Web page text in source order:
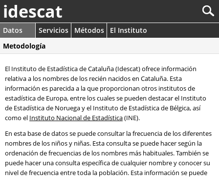
idescat
Datos Servicios Métodos
El Instituto
Metodología
El Instituto de Estadística de Cataluña (Idescat) ofrece información
relativa a los nombres de los recién nacidos en Cataluña. Esta
información es parecida a la que proporcionan otros institutos de
estadística de Europa, entre los cuales se pueden destacar el Instituto
de Estadística de Noruega y el Instituto de Estadística de Bélgica, así
como el Instituto Nacional de Estadística(INE).
En esta base de datos se puede consultar la frecuencia de los diferentes
nombres de los niños y niñas. Esta consulta se puede hacer según la
ordenación de frecuencias de los nombres más habituales. También se
puede hacer una consulta específica de cualquier nombre y conocer su
nivel de frecuencia entre toda la población. Esta información se puede